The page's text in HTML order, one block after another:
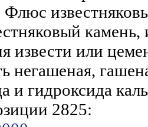
Флюс
камень,
извести или
негашеная,
и гидроксида
2825: